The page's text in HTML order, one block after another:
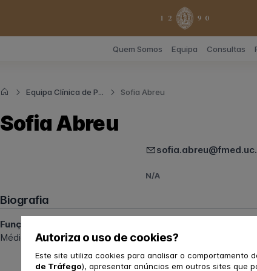
Autoriza o uso de cookies?
Este site utiliza cookies para analisar o comportamento
de Tráfego), apresentar anúncios em outros sites que
Quem Somos Equipa Consultas
Equipa Clínica de P... Sofia Abreu
Sofia Abreu
N/A
Biografia
Funções na UpC³
Médica de Psiquiatria